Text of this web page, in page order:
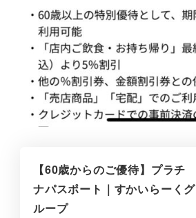
【60歳からのご優待】プラチ
ナパスポート｜すかいらーくグ
ループ